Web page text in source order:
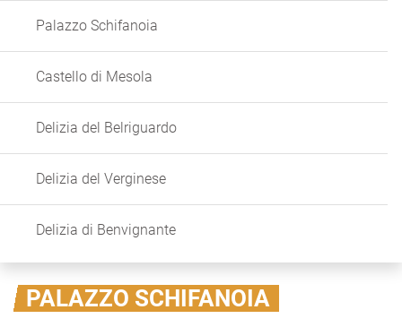
Palazzo Schifanoia
Castello di Mesola
Delizia del Belriguardo
Delizia del Verginese
Delizia di Benvignante
PALAZZO SCHIFANOIA